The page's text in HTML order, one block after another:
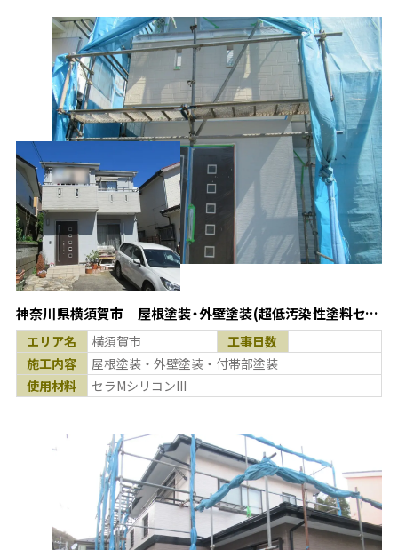
神奈川県横須賀市｜屋根塗装・外壁塗装(超低汚染性塗料セラ
MシリコンIII使用)
エリア名 横須賀市
工事日数
施工内容
屋根塗装・外壁塗装・付帯部塗装
使用材料
セラMシリコンIII